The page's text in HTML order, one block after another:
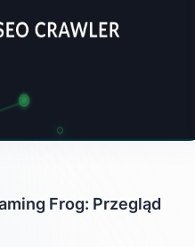
Frog: Przegląd